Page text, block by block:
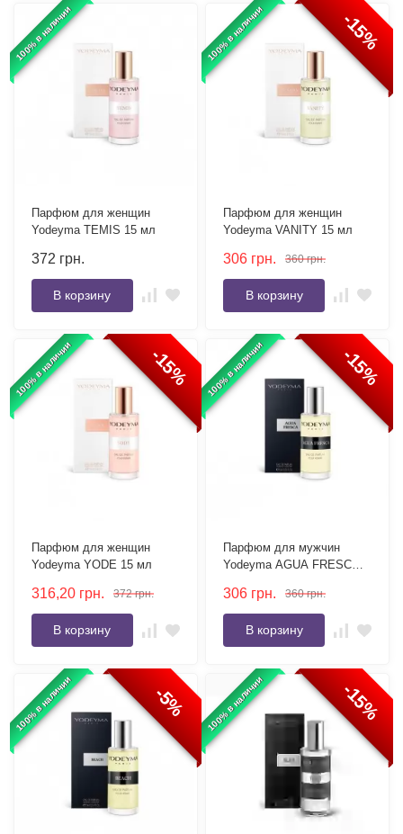
100% в наличии
Парфюм для женщин
Yodeyma TEMIS 15 мл
372 грн.
В корзину
100% в наличии -15%
Парфюм для женщин
Yodeyma VANITY 15 мл
306 грн. 360 грн.
В корзину
100% в наличии -15%
Парфюм для женщин
Yodeyma YODE 15 мл
316,20 грн. 372 грн.
В корзину
100% в наличии -15%
Парфюм для мужчин
Yodeyma AGUA FRESCA
306 грн. 360 грн.
В корзину
100% в наличии -5% 100% в наличии -15%